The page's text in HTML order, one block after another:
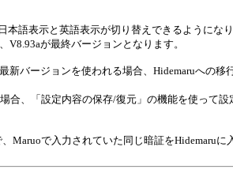
語表示と英語表示が切り替えできるようになり
が最終バージョンとなります。
バージョンを使われる場合、Hidemaruへの移
合、「設定内容の保存/復元」の機能を使って設
Maruoで入力されていた同じ暗証をHidemaruに